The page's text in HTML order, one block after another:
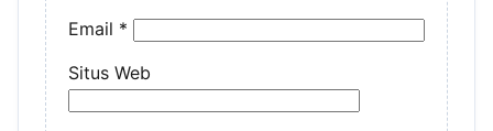
Email *
Situs Web